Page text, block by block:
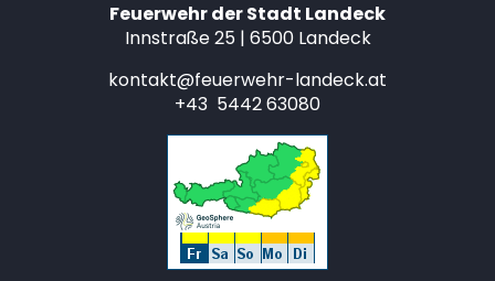
Feuerwehr der Stadt Landeck
Innstraße 25 | 6500 Landeck
kontakt@feuerwehr-landeck.at
+43 5442 63080